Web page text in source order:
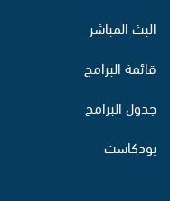
البث المباشر
قائمة البرامج
جدول البرامج
بودكاست